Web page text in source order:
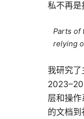
私不再是
Parts of
relying
我研究了
层和操
的文档到